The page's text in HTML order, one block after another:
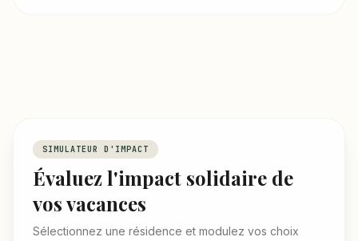
SIMULATEUR D'IMPACT
Évaluez l'impact solidaire de
vos vacances
Sélectionnez une résidence et modulez vos choix